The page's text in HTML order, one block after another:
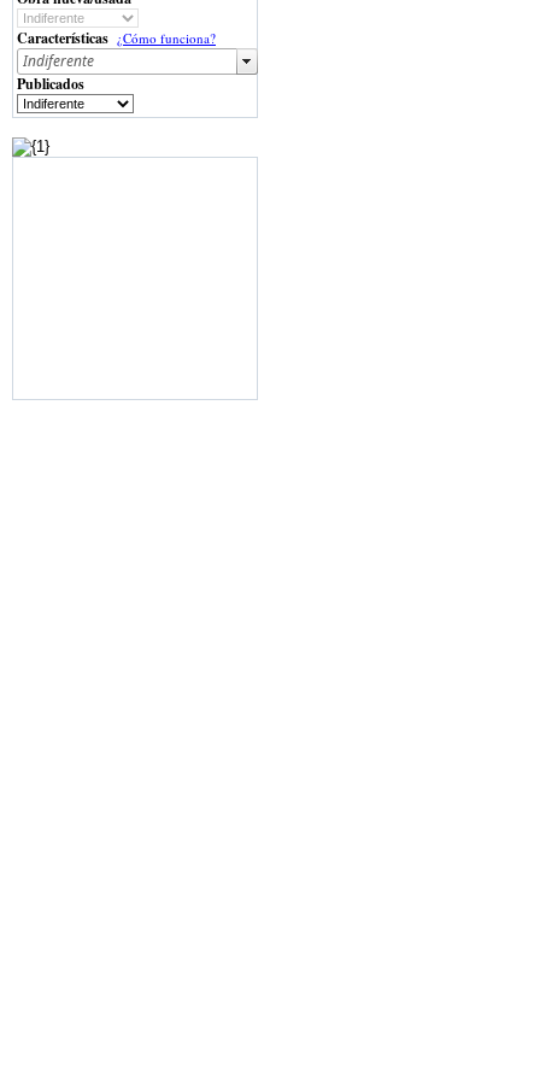
Características ¿Cómo funciona?
Publicados